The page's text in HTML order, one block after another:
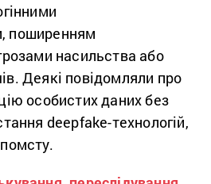
поширенням
насильства або
Деякі повідомляли про
особистих даних без
deepfake-технологій,